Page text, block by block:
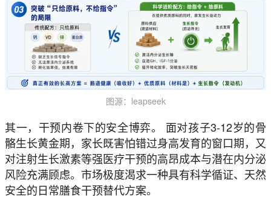
图源：leapseek
其一，干预内卷下的安全博弈。 面对孩子3-12岁的骨
骼生长黄金期，家长既害怕错过身高发育的窗口期，又
对注射生长激素等强医疗干预的高昂成本与潜在内分泌
风险充满顾虑。市场极度渴求一种具有科学循证、天然
安全的日常膳食干预替代方案。